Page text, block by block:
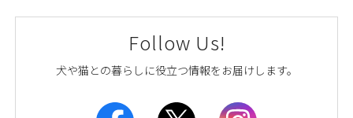
Follow Us!
犬や猫との暮らしに役立つ情報をお届けします。